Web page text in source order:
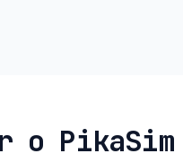
o PikaSim